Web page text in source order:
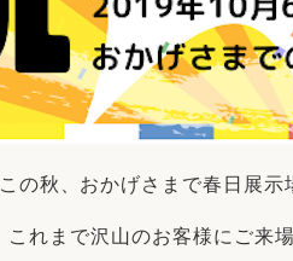
この秋、おかげさまで春日展示
これまで沢山のお客様にご来